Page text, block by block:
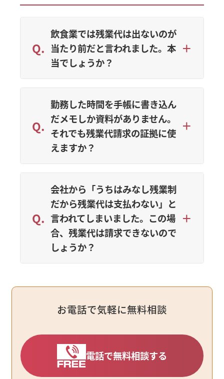
飲食業では残業代は出ないのが
当たり前だと言われました。本
当でしょうか？
勤務した時間を手帳に書き込ん
だメモしか資料がありません。
それでも残業代請求の証拠に使
えますか？
会社から「うちはみなし残業制
だから残業代は支払わない」と
言われてしまいました。この場
合、残業代は請求できないので
しょうか？
お電話で気軽に無料相談
電話で無料相談する